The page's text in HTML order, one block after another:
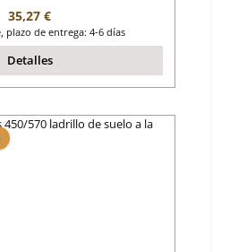
Precio normal:
35,27 €
plazo de entrega: 4-6 días
Detalles